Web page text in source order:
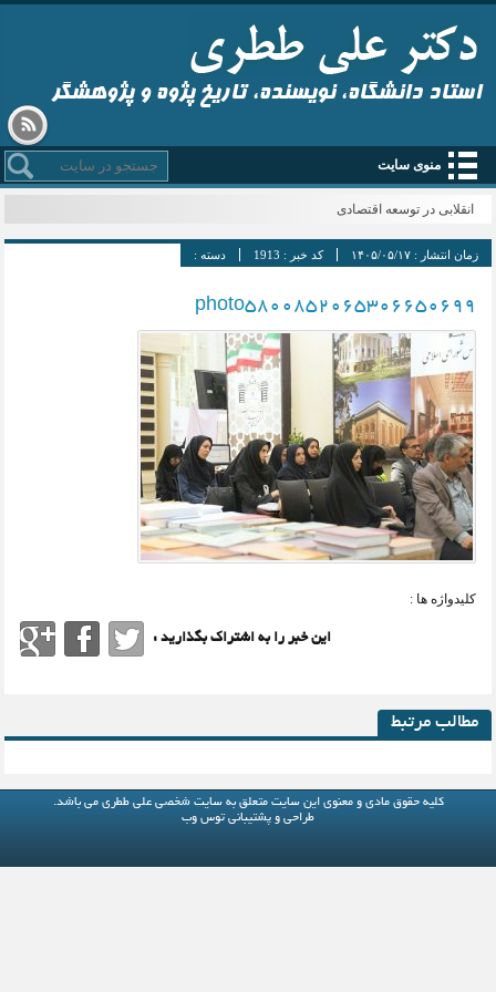
استاد دانشگاه، نویسنده، تاریخ پژوه و پژوهشگر
منوی سایت
انقلابی در توسعه اقتصادی
زمان انتشار :۱۴۰۵/۰۵/۱۷ کد خبر : 1913 دسته :
photo5800852065306650699
کلیدواژه ها :
این خبر را به اشتراک بگذارید :
مطالب مرتبط
کلیه حقوق مادی و معنوی این سایت متعلق بهسایت شخصی علی ططری می باشد.
طراحی و پشتیبانی توس وب